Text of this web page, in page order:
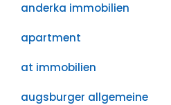
anderka immobilien
apartment
at immobilien
augsburger allgemeine